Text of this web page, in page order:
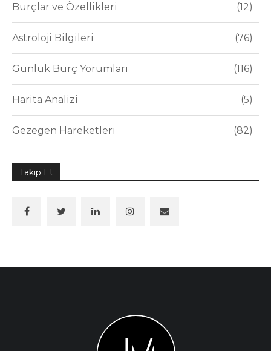
Burçlar ve Özellikleri 12
Astroloji Bilgileri 76
Günlük Burç Yorumları 116
Harita Analizi 5
Gezegen Hareketleri 82
Takip Et